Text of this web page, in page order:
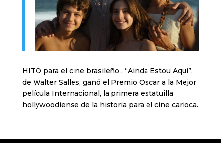
HITO para el cine brasileño . “Ainda Estou Aqui”,
de Walter Salles, ganó el Premio Oscar a la Mejor
película Internacional, la primera estatuilla
hollywoodiense de la historia para el cine carioca.